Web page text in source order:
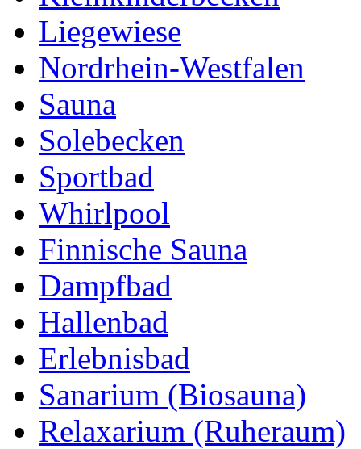
Liegewiese
Nordrhein-Westfalen
Sauna
Solebecken
Sportbad
Whirlpool
Finnische Sauna
Dampfbad
Hallenbad
Erlebnisbad
Sanarium (Biosauna)
Relaxarium (Ruheraum)